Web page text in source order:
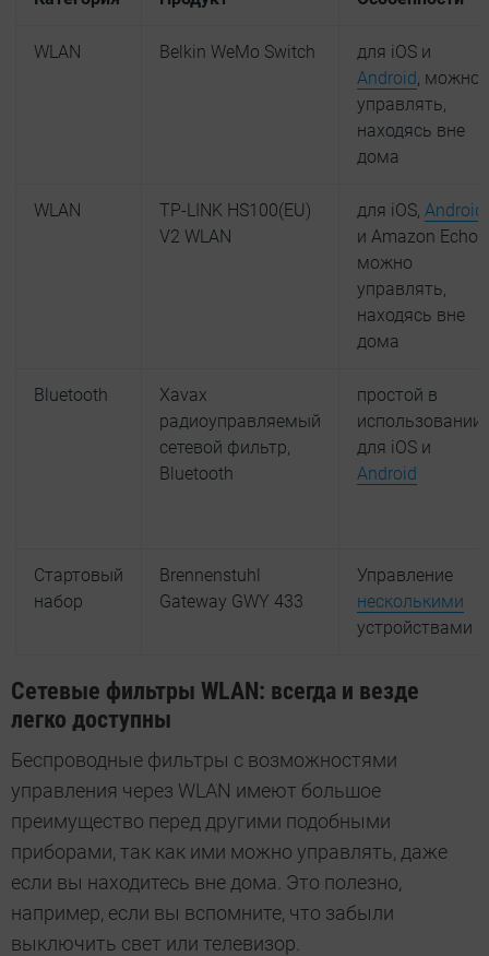
WLAN Belkin WeMo Switch
для iOS и
Android, можно
управлять,
находясь вне
дома
WLAN
TP-LINK HS100(EU)
V2 WLAN
для iOS, Android
и Amazon Echo,
можно
управлять,
находясь вне
дома
Bluetooth
Xavax
радиоуправляемый
сетевой фильтр,
Bluetooth
простой в
использовании,
для iOS и
Android
Стартовый
набор
Brennenstuhl
Gateway GWY 433
Управление
несколькими
устройствами
Сетевые фильтры WLAN: всегда и везде
легко доступны
Беспроводные фильтры с возможностями
управления через WLAN имеют большое
преимущество перед другими подобными
приборами, так как ими можно управлять, даже
если вы находитесь вне дома. Это полезно,
например, если вы вспомните, что забыли
выключить свет или телевизор.